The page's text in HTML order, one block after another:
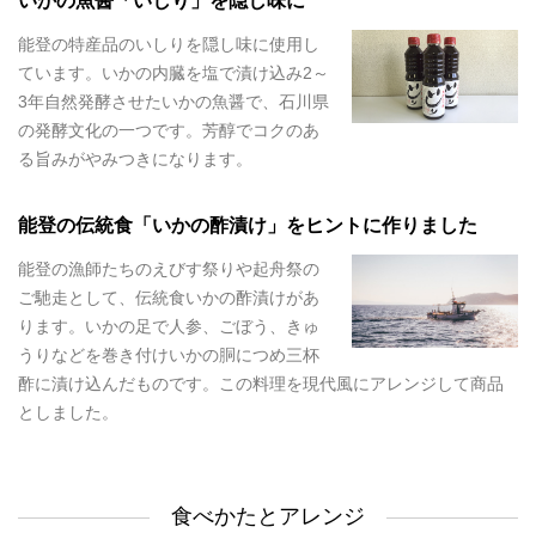
能登の特産品のいしりを隠し味に使用し
ています。いかの内臓を塩で漬け込み2～
3年自然発酵させたいかの魚醤で、石川県
の発酵文化の一つです。芳醇でコクのあ
る旨みがやみつきになります。
能登の伝統食「いかの酢漬け」をヒントに作りました
能登の漁師たちのえびす祭りや起舟祭の
ご馳走として、伝統食いかの酢漬けがあ
ります。いかの足で人参、ごぼう、きゅ
うりなどを巻き付けいかの胴につめ三杯
酢に漬け込んだものです。この料理を現代風にアレンジして商品
としました。
食べかたとアレンジ